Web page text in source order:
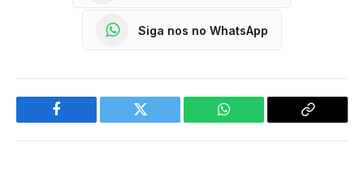
Siga nos no WhatsApp
Facebook Twitter WhatsApp
Copy